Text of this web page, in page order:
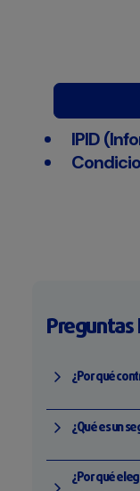
IPID
Preguntas
¿Por qué
¿Qué es un
¿Por qué